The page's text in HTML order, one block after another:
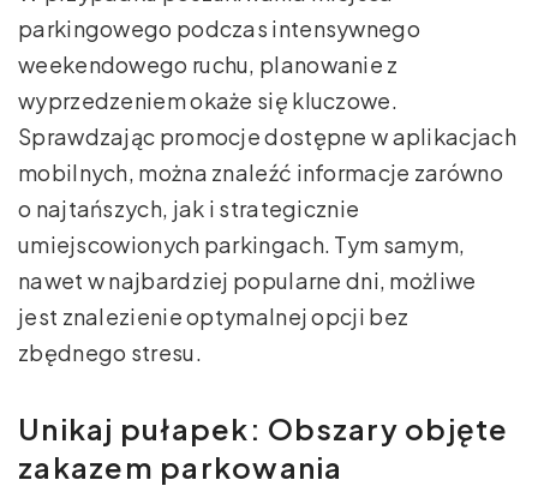
parkingowego podczas intensywnego
weekendowego ruchu, planowanie z
wyprzedzeniem okaże się kluczowe.
Sprawdzając promocje dostępne w aplikacjach
mobilnych, można znaleźć informacje zarówno
o najtańszych, jak i strategicznie
umiejscowionych parkingach. Tym samym,
nawet w najbardziej popularne dni, możliwe
jest znalezienie optymalnej opcji bez
zbędnego stresu.
Unikaj pułapek: Obszary objęte
zakazem parkowania